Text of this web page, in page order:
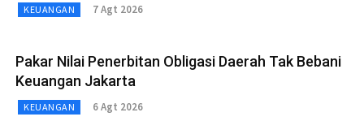
KEUANGAN 7 Agt 2026
Pakar Nilai Penerbitan Obligasi Daerah Tak Bebani
Keuangan Jakarta
KEUANGAN 6 Agt 2026